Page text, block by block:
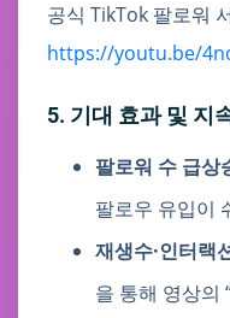
공식 TikTok 팔로워
https://youtu.be/
5. 기대 효과 및 지
팔로워 수 급상
팔로우 유입이
재생수·인터랙
을 통해 영상의